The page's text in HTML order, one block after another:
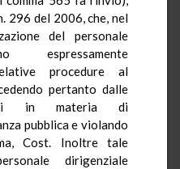
296 del 2006, che, nel
del personale
espressamente
procedure al
pertanto dalle
in materia di
pubblica e violando
Cost. Inoltre tale
dirigenziale